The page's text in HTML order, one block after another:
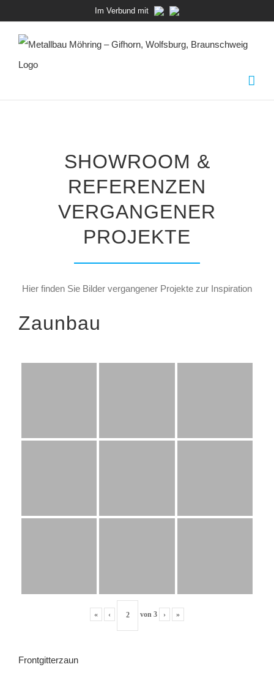
springen
Im Verbund mit
SHOWROOM &
REFERENZEN
VERGANGENER
PROJEKTE
Hier finden Sie Bilder vergangener Projekte zur Inspiration
Zaunbau
« ‹ von 3 › »
Frontgitterzaun